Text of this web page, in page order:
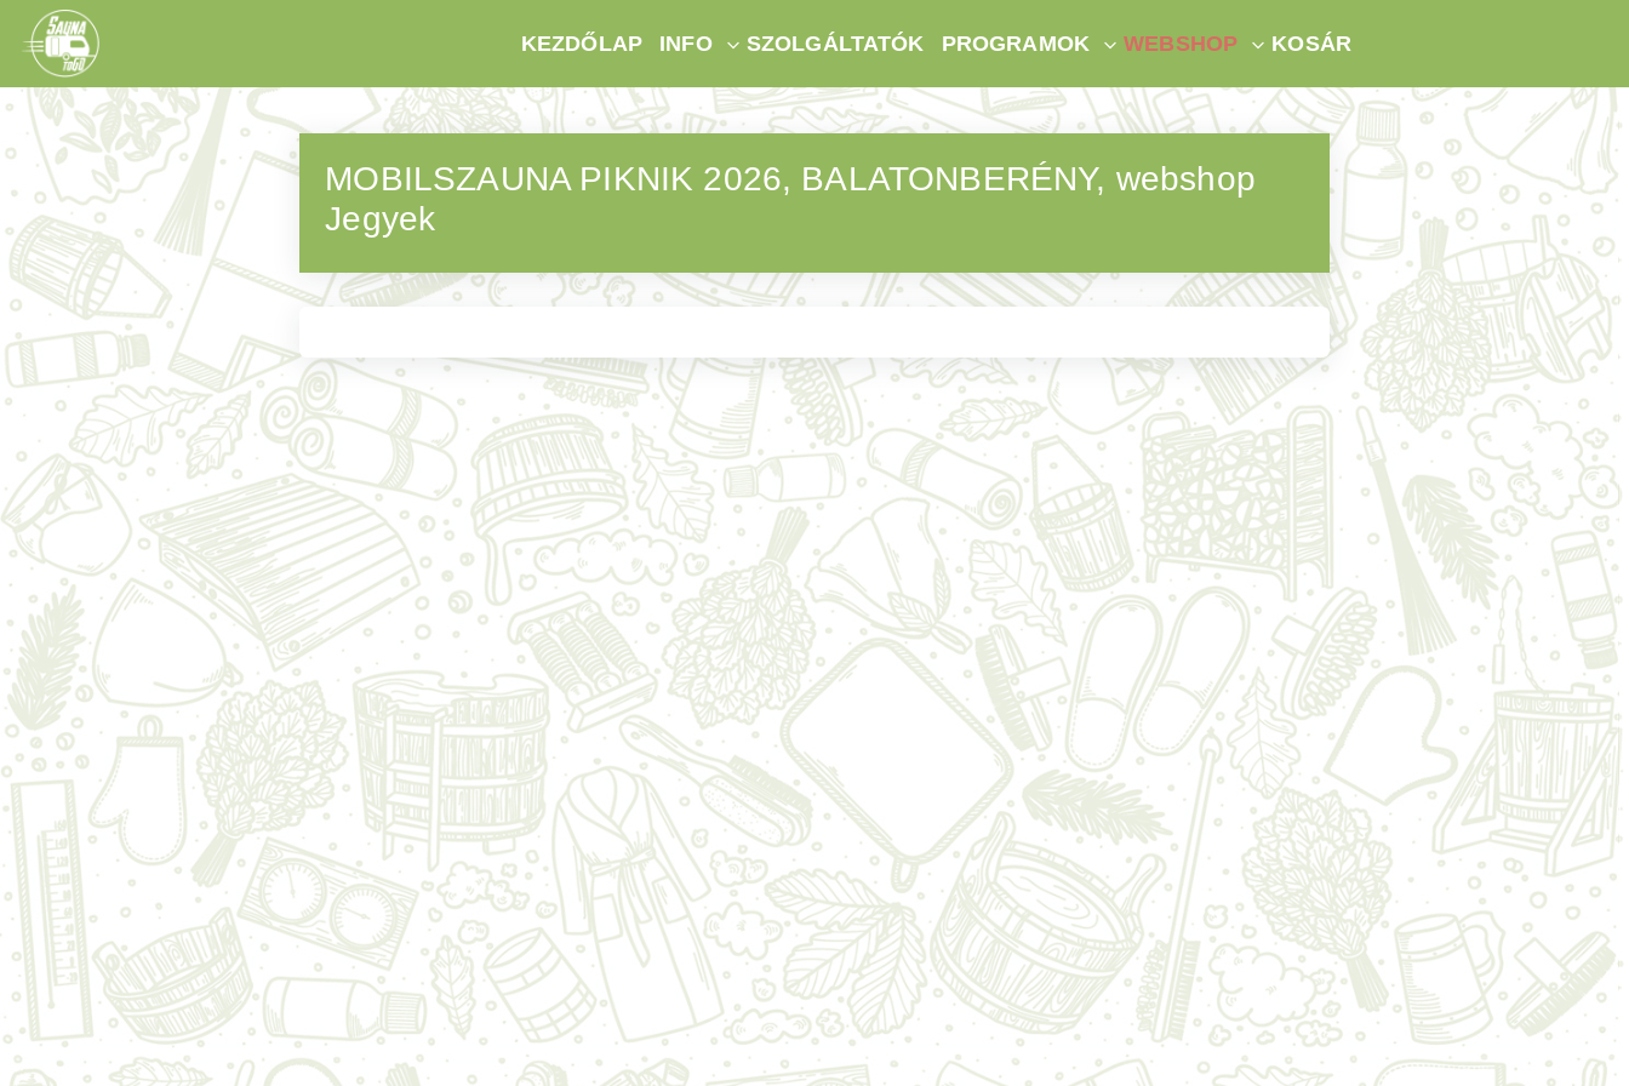
KEZDŐLAP INFO SZOLGÁLTATÓK PROGRAMOK WEBSHOP KOSÁR
MOBILSZAUNA PIKNIK 2026, BALATONBERÉNY, webshop
Jegyek